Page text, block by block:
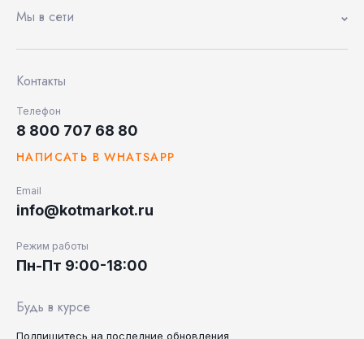
Мы в сети
Контакты
Телефон
8 800 707 68 80
НАПИСАТЬ В WHATSAPP
Email
info@kotmarkot.ru
Режим работы
Пн-Пт 9:00-18:00
Будь в курсе
Подпишитесь на последние обновления